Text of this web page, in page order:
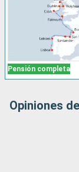
Pensión completa
Opiniones